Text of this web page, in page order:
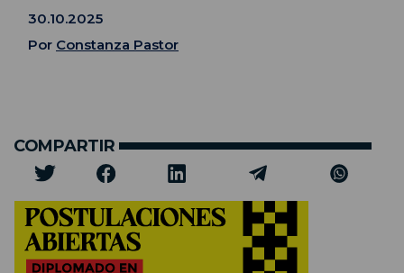
30.10.2025
Por Constanza Pastor
COMPARTIR